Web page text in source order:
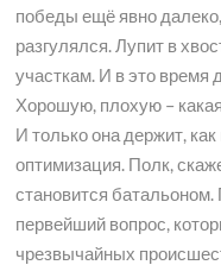
победы ещё явно далеко,
разгулялся. Лупит в
участкам. И в это
Хорошую, плохую –
И только она держит,
оптимизация. Полк,
становится
первейший вопрос,
чрезвычайных